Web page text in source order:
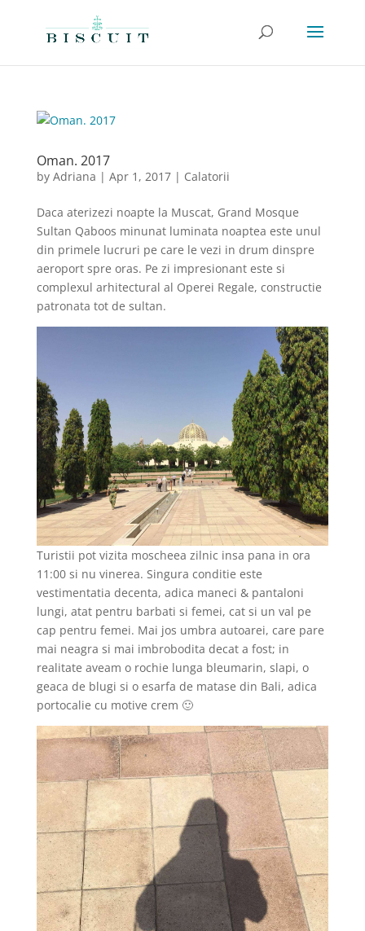
Oman. 2017
by Adriana | Apr 1, 2017| Calatorii
Daca aterizezi noapte la Muscat, Grand Mosque
Sultan Qaboos minunat luminata noaptea este unul
din primele lucruri pe care le vezi in drum dinspre
aeroport spre oras. Pe zi impresionant este si
complexul arhitectural al Operei Regale, constructie
patronata tot de sultan.
Turistii pot vizita moscheea zilnic insa pana in ora
11:00 si nu vinerea. Singura conditie este
vestimentatia decenta, adica maneci & pantaloni
lungi, atat pentru barbati si femei, cat si un val pe
cap pentru femei. Mai jos umbra autoarei, care pare
mai neagra si mai imbrobodita decat a fost; in
realitate aveam o rochie lunga bleumarin, slapi, o
geaca de blugi si o esarfa de matase din Bali, adica
portocalie cu motive crem 🙂